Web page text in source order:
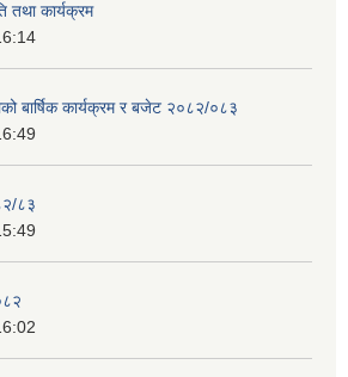
कार्यक्रम
बार्षिक कार्यक्रम र बजेट २०८२/०८३
८३